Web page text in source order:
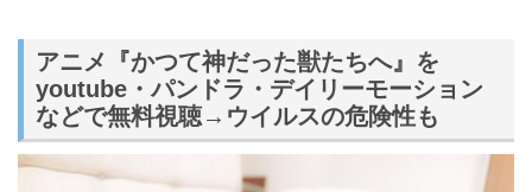
アニメ『かつて神だった獣たちへ』を
youtube・パンドラ・デイリーモーション
などで無料視聴→ウイルスの危険性も